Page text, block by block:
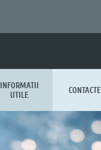
INFORMATII
UTILE
CONTACTE